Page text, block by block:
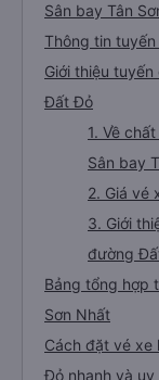
Sân bay Tân
Thông tin
Giới thiệu
Đất Đỏ
1. Về
Sân bay
2. Giá vé
3. Giới
đường
Bảng tổng hợp
Sơn Nhất
Cách đặt vé xe
Đỏ nhanh và uy